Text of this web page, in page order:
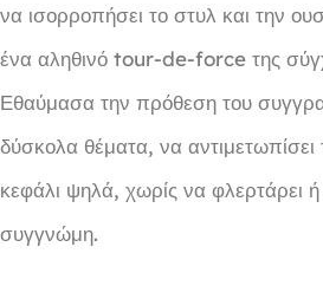
να ισορροπήσει το στυλ και την
ένα αληθινό tour-de-force της
Εθαύμασα την πρόθεση του
δύσκολα θέματα, να αντιμετωπίσει
κεφάλι ψηλά, χωρίς να φλερτάρει ή
συγγνώμη.